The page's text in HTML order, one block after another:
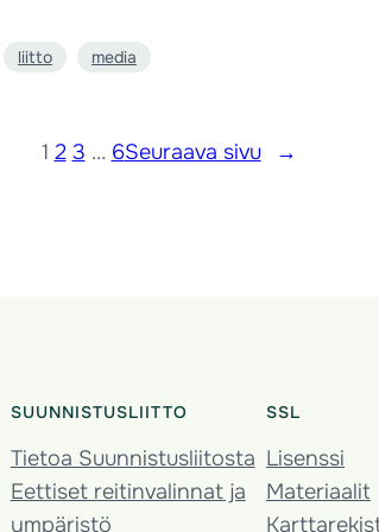
liitto media
1 2 3 … 6Seuraava sivu →
SUUNNISTUSLIITTO
Tietoa Suunnistusliitosta
Eettiset reitinvalinnat ja
ympäristö
SSL
Lisenssi
Materiaalit